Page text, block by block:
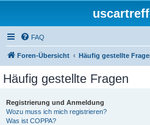
FAQ
Foren-Übersicht Häufig gestellte
Häufig gestellte Fragen
Registrierung und Anmeldung
Wozu muss ich mich registrieren?
Was ist COPPA?